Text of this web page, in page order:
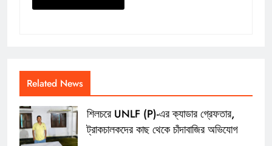
Related News
শিলচরে UNLF (P)-এর ক্যাডার গ্রেফতার,
ট্রাকচালকদের কাছ থেকে চাঁদাবাজির অভিযোগ